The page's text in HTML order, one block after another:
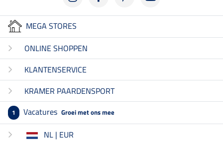
MEGA STORES
ONLINE SHOPPEN
KLANTENSERVICE
KRAMER PAARDENSPORT
1 Vacatures Groei met ons mee
NL | EUR